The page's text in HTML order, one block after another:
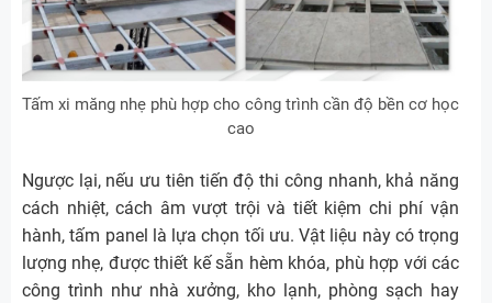
Tấm xi măng nhẹ phù hợp cho công trình cần độ bền cơ học
cao
Ngược lại, nếu ưu tiên tiến độ thi công nhanh, khả năng
cách nhiệt, cách âm vượt trội và tiết kiệm chi phí vận
hành, tấm panel là lựa chọn tối ưu. Vật liệu này có trọng
lượng nhẹ, được thiết kế sẵn hèm khóa, phù hợp với các
công trình như nhà xưởng, kho lạnh, phòng sạch hay